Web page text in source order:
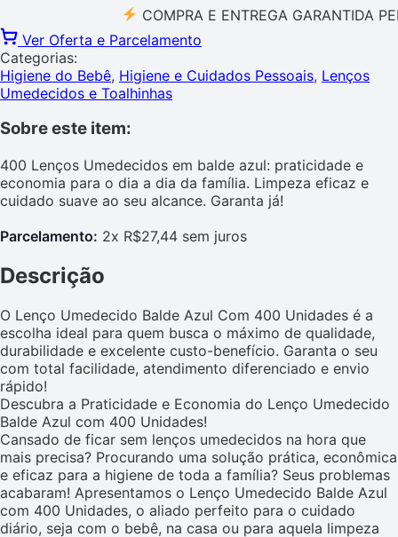
COMPRA E ENTREGA GARANTIDA PELO
Ver Oferta e Parcelamento
Categorias:
Higiene do Bebê, Higiene e Cuidados Pessoais, Lenços
Umedecidos e Toalhinhas
Sobre este item:
400 Lenços Umedecidos em balde azul: praticidade e
economia para o dia a dia da família. Limpeza eficaz e
cuidado suave ao seu alcance. Garanta já!
Parcelamento: 2x R$27,44 sem juros
Descrição
O Lenço Umedecido Balde Azul Com 400 Unidades é a
escolha ideal para quem busca o máximo de qualidade,
durabilidade e excelente custo-benefício. Garanta o seu
com total facilidade, atendimento diferenciado e envio
rápido!
Descubra a Praticidade e Economia do Lenço Umedecido
Balde Azul com 400 Unidades!
Cansado de ficar sem lenços umedecidos na hora que
mais precisa? Procurando uma solução prática, econômica
e eficaz para a higiene de toda a família? Seus problemas
acabaram! Apresentamos o Lenço Umedecido Balde Azul
com 400 Unidades, o aliado perfeito para o cuidado
diário, seja com o bebê, na casa ou para aquela limpeza